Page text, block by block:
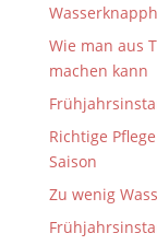
Wie man aus
machen kann
Richtige
Saison
Zu wenig